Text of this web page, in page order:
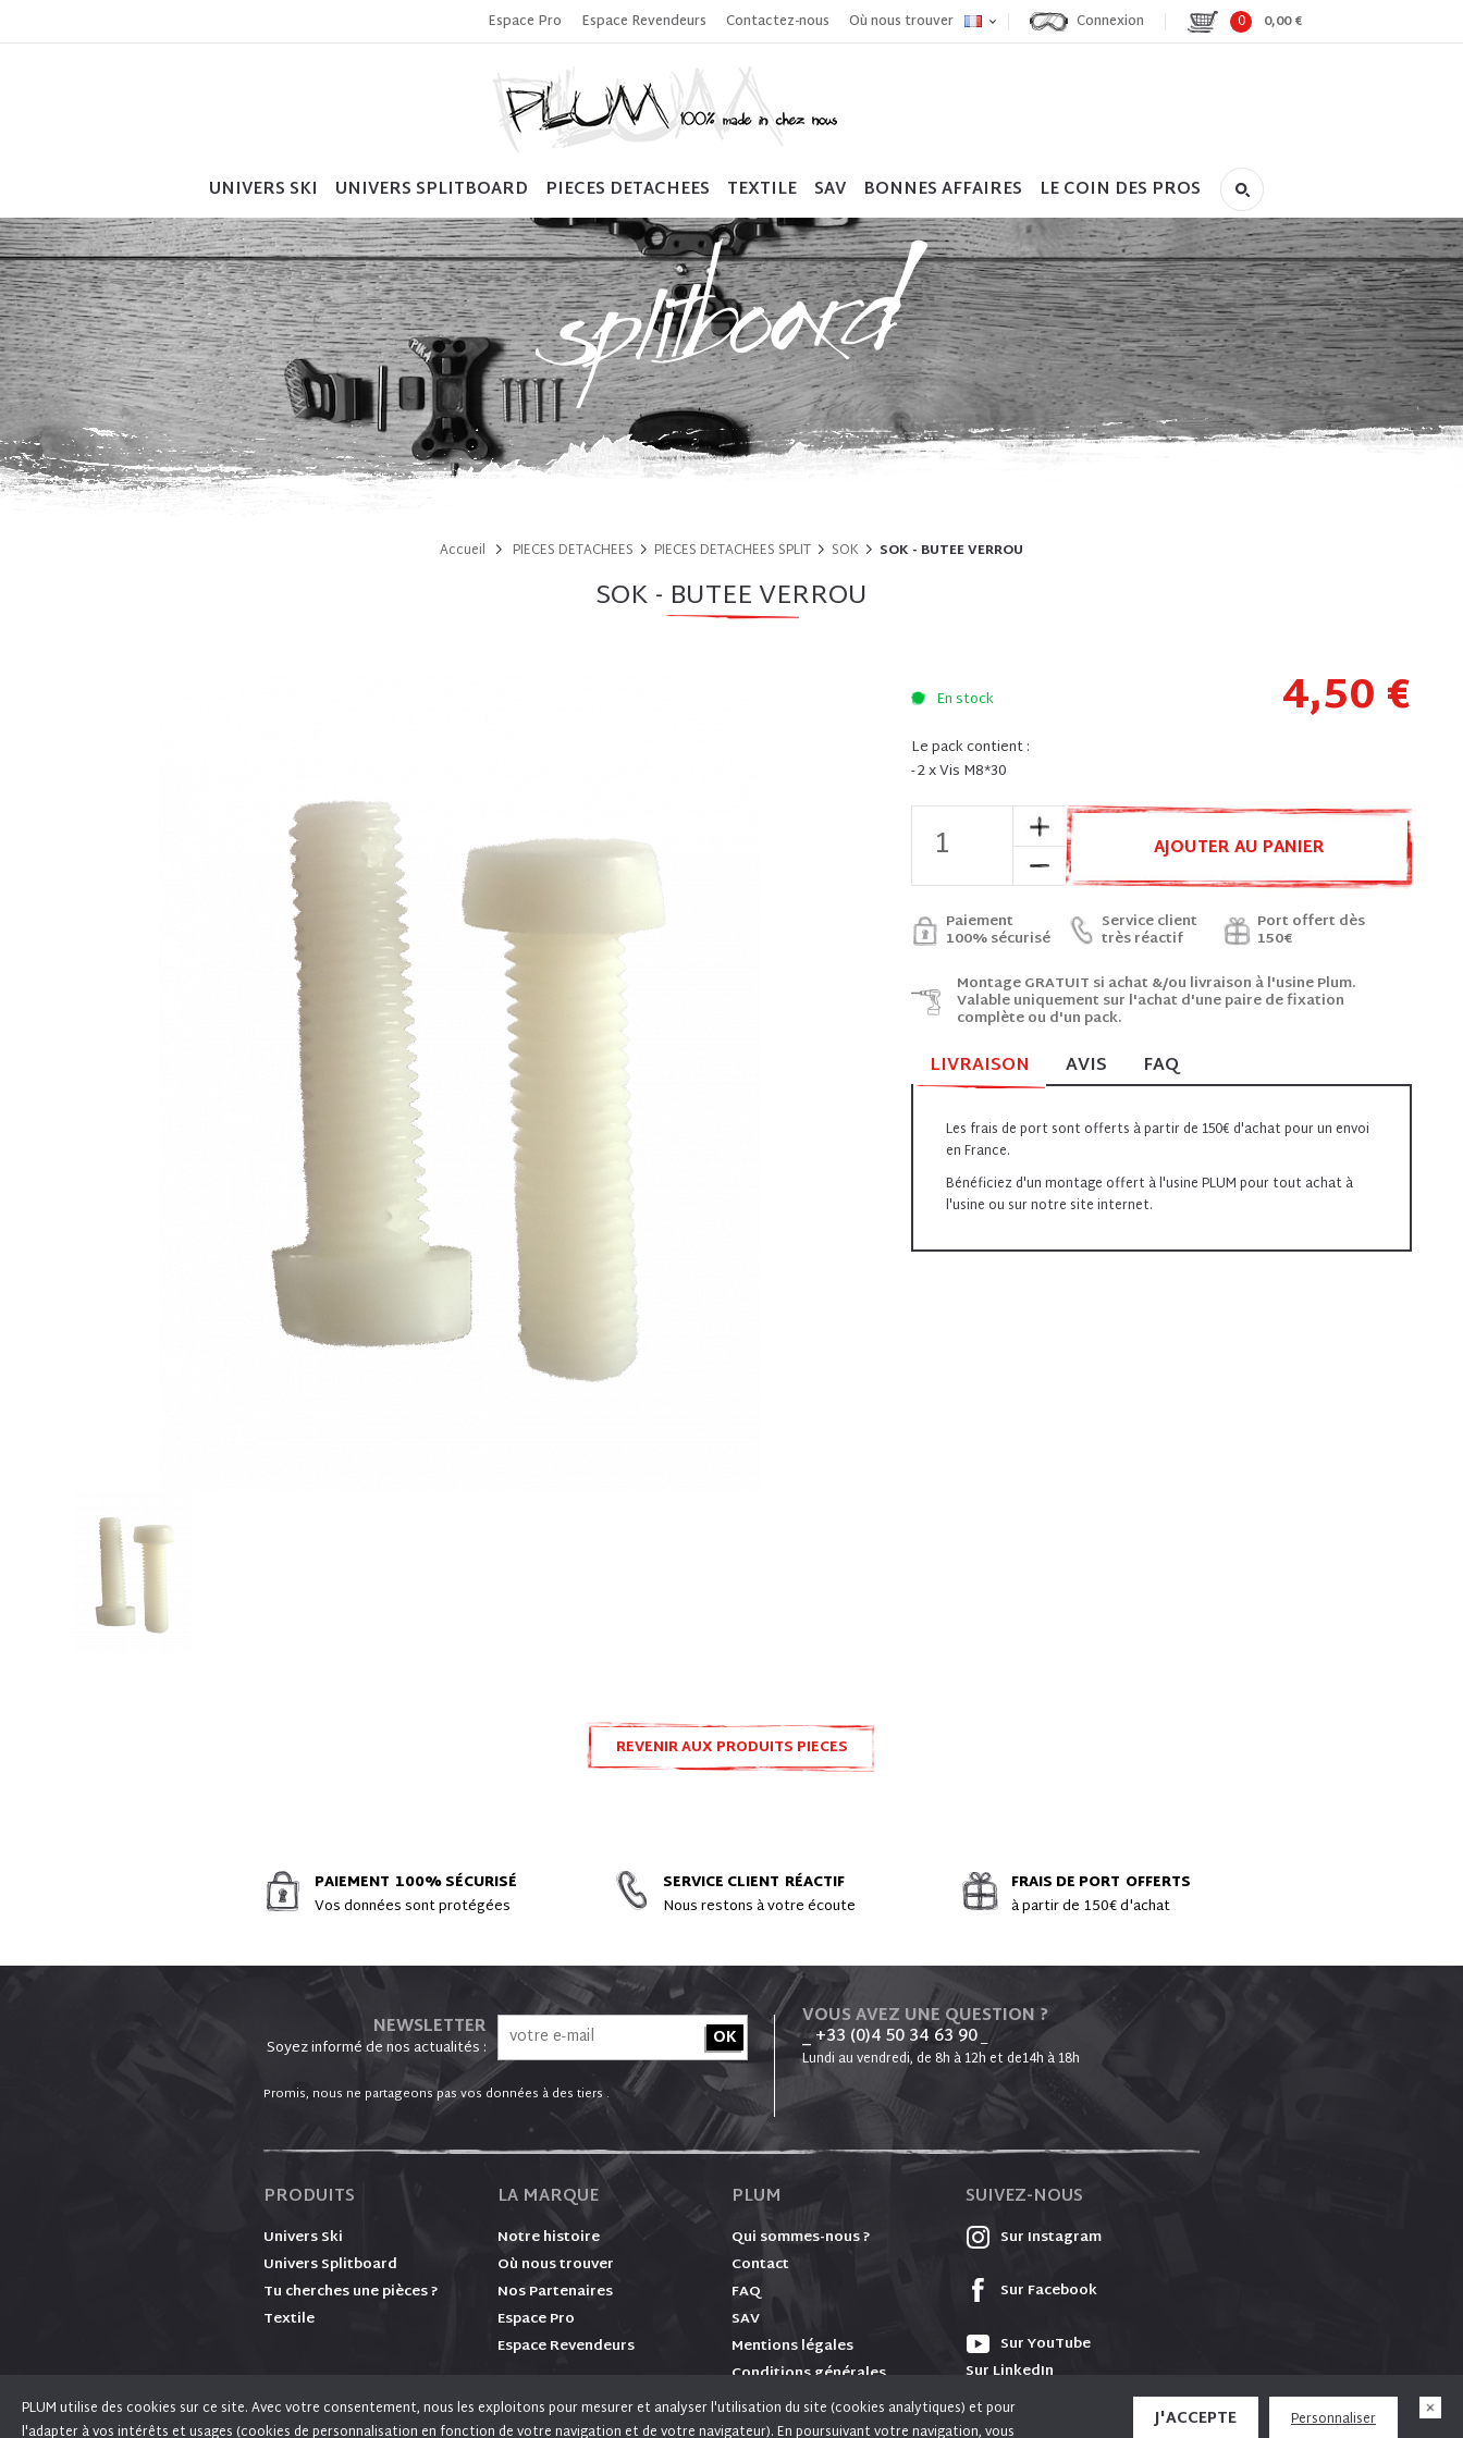
Espace Pro Espace Revendeurs Contactez-nous Où nous trouver Connexion 0 0,00 €
UNIVERS SKI UNIVERS SPLITBOARD PIECES DETACHEES TEXTILE SAV BONNES AFFAIRES LE COIN DES PROS
Accueil PIECES DETACHEES PIECES DETACHEES SPLIT SOK SOK - BUTEE VERROU
SOK - BUTEE VERROU
En stock 4,50 €
Le pack contient :
- 2 x Vis M8*30
AJOUTER AU PANIER
Paiement
100% sécurisé
Service client
très réactif
Port offert dès
150€
Montage GRATUIT si achat &/ou livraison à l'usine Plum.
Valable uniquement sur l'achat d'une paire de fixation
complète ou d'un pack.
LIVRAISON AVIS FAQ
Les frais de port sont offerts à partir de 150€ d'achat pour un envoi
en France.
Bénéficiez d'un montage offert à l'usine PLUM pour tout achat à
l'usine ou sur notre site internet.
REVENIR AUX PRODUITS PIECES
PAIEMENT 100% SÉCURISÉ
Vos données sont protégées
SERVICE CLIENT RÉACTIF
Nous restons à votre écoute
FRAIS DE PORT OFFERTS
à partir de 150€ d'achat
NEWSLETTER
Soyez informé de nos actualités :
Promis, nous ne partageons pas vos données à des tiers .
VOUS AVEZ UNE QUESTION ?
_ +33 (0)4 50 34 63 90_
Lundi au vendredi, de 8h à 12h et de14h à 18h
PRODUITS
Univers Ski
Univers Splitboard
Tu cherches une pièces ?
Textile
LA MARQUE
Notre histoire
Où nous trouver
Nos Partenaires
Espace Pro
Espace Revendeurs
PLUM
Qui sommes-nous ?
Contact
FAQ
SAV
Mentions légales
Conditions générales
SUIVEZ-NOUS
Sur Instagram
Sur Facebook
Sur YouTube
Sur LinkedIn
PLUM utilise des cookies sur ce site. Avec votre consentement, nous les exploitons pour mesurer et analyser l'utilisation du site (cookies analytiques) et pour
l'adapter à vos intérêts et usages (cookies de personnalisation en fonction de votre navigation et de votre navigateur). En poursuivant votre navigation, vous
J'ACCEPTE Personnaliser